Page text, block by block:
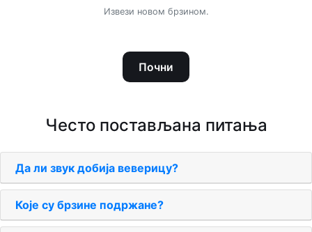
Извези новом брзином.
Почни
Често постављана питања
Да ли звук добија веверицу?
Које су брзине подржане?